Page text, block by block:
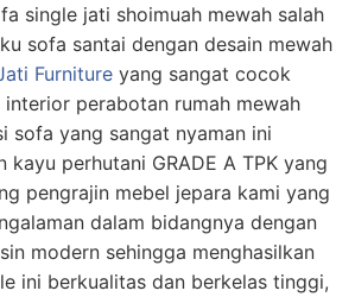
single jati shoimuah mewah salah
sofa santai dengan desain mewah
Furniture yang sangat cocok
perabotan rumah mewah
sofa yang sangat nyaman ini
kayu perhutani GRADE A TPK yang
pengrajin mebel jepara kami yang
dalam bidangnya dengan
modern sehingga menghasilkan
ini berkualitas dan berkelas tinggi,